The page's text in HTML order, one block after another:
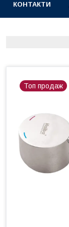
КОНТАКТИ
Топ продаж